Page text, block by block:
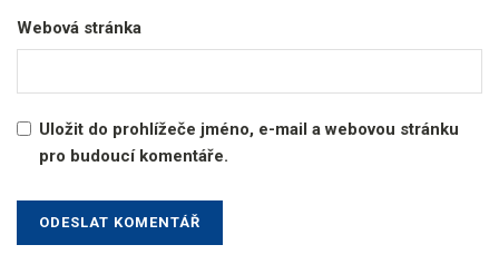
Webová stránka
Uložit do prohlížeče jméno, e-mail a webovou stránku
pro budoucí komentáře.